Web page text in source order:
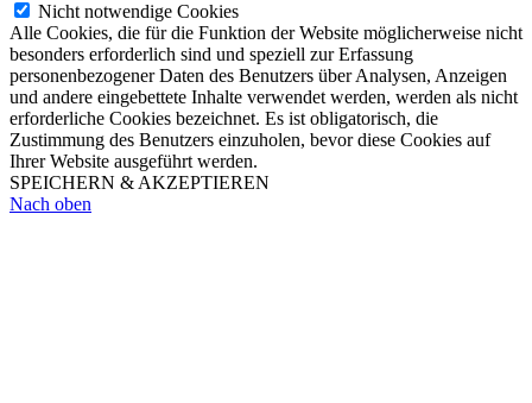
Nicht notwendige Cookies
Alle Cookies, die für die Funktion der Website möglicherweise nicht
besonders erforderlich sind und speziell zur Erfassung
personenbezogener Daten des Benutzers über Analysen, Anzeigen
und andere eingebettete Inhalte verwendet werden, werden als nicht
erforderliche Cookies bezeichnet. Es ist obligatorisch, die
Zustimmung des Benutzers einzuholen, bevor diese Cookies auf
Ihrer Website ausgeführt werden.
SPEICHERN & AKZEPTIEREN
Nach oben